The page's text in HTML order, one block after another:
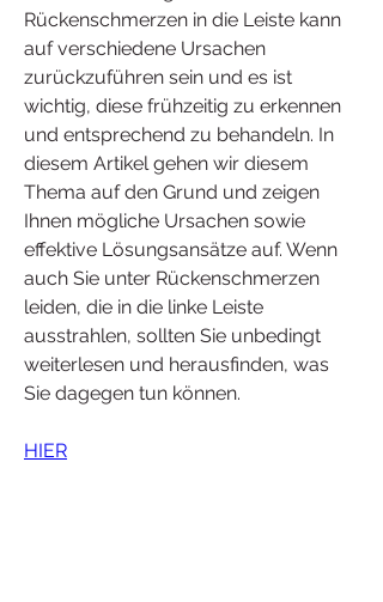
Rückenschmerzen in die Leiste kann
auf verschiedene Ursachen
zurückzuführen sein und es ist
wichtig, diese frühzeitig zu erkennen
und entsprechend zu behandeln. In
diesem Artikel gehen wir diesem
Thema auf den Grund und zeigen
Ihnen mögliche Ursachen sowie
effektive Lösungsansätze auf. Wenn
auch Sie unter Rückenschmerzen
leiden, die in die linke Leiste
ausstrahlen, sollten Sie unbedingt
weiterlesen und herausfinden, was
Sie dagegen tun können.
HIER